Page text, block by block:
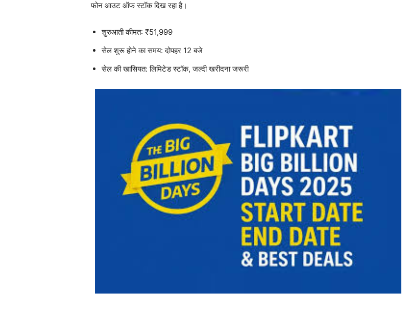
फोन आउट ऑफ स्टॉक दिख रहा है।
शुरुआती कीमत: ₹51,999
सेल शुरू होने का समय: दोपहर 12 बजे
सेल की खासियत: लिमिटेड स्टॉक, जल्दी खरीदना जरूरी